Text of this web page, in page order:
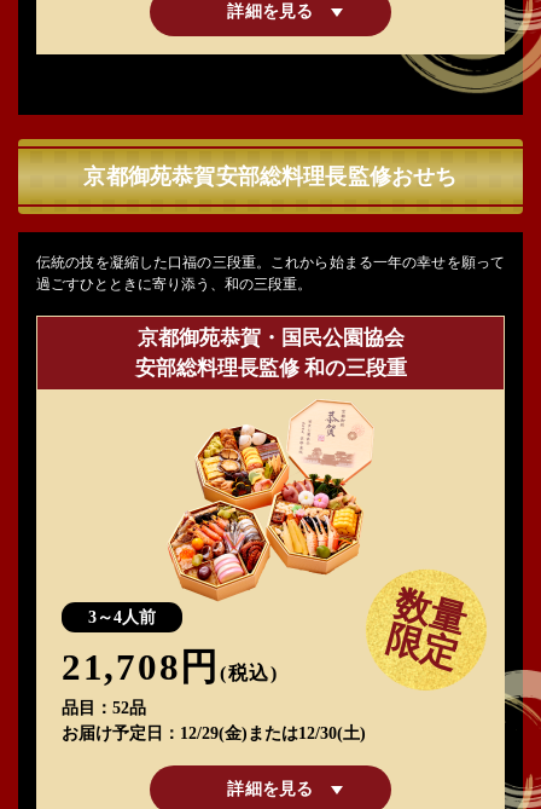
詳細を見る
京都御苑恭賀安部総料理長監修おせち
伝統の技を凝縮した口福の三段重。これから始まる一年の幸せを願って
過ごすひとときに寄り添う、和の三段重。
数量
限定
京都御苑恭賀・国民公園協会
安部総料理長監修 和の三段重
3～4人前
品目
52品
お届け予定日
12/29(金)または12/30(土)
21,708円 (税込)
詳細を見る